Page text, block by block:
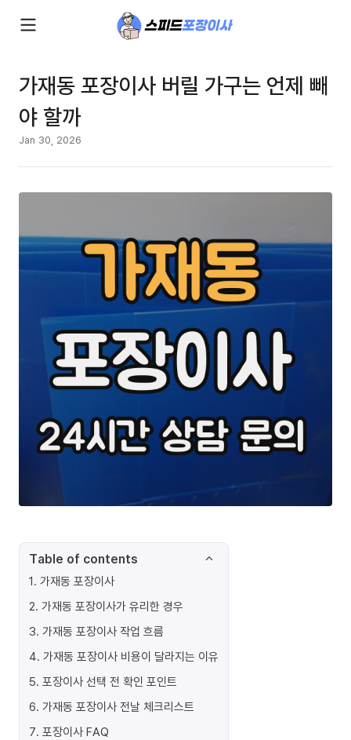
가재동 포장이사 버릴 가구는 언제 빼
야 할까
Jan 30, 2026
Table of contents
1. 가재동 포장이사
2. 가재동 포장이사가 유리한 경우
3. 가재동 포장이사 작업 흐름
4. 가재동 포장이사 비용이 달라지는 이유
5. 포장이사 선택 전 확인 포인트
6. 가재동 포장이사 전날 체크리스트
7. 포장이사 FAQ